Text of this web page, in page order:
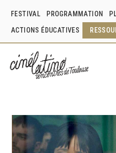
FESTIVAL PROGRAMMATION
ACTIONS ÉDUCATIVES